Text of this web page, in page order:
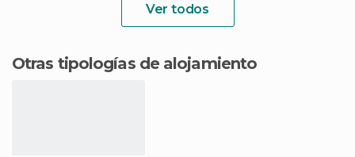
Ver todos
Otras tipologías de alojamiento